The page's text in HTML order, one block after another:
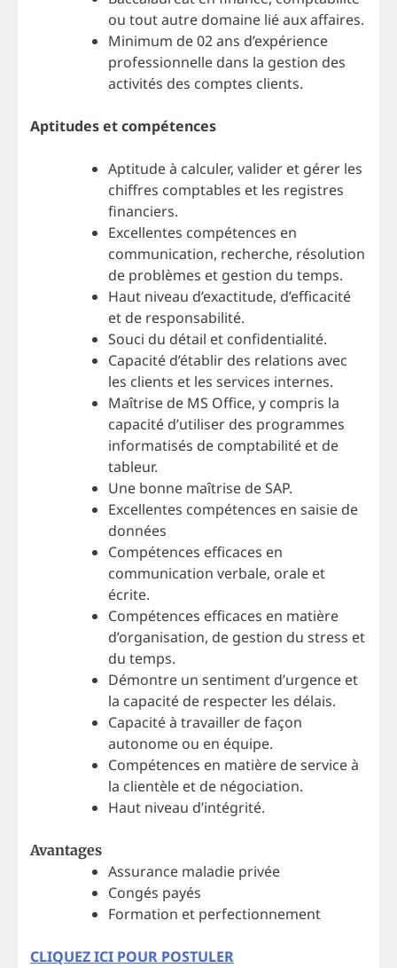
ou tout autre domaine lié aux affaires.
Minimum de 02 ans d’expérience
professionnelle dans la gestion des
activités des comptes clients.
Aptitudes et compétences
Aptitude à calculer, valider et gérer les
chiffres comptables et les registres
financiers.
Excellentes compétences en
communication, recherche, résolution
de problèmes et gestion du temps.
Haut niveau d’exactitude, d’efficacité
et de responsabilité.
Souci du détail et confidentialité.
Capacité d’établir des relations avec
les clients et les services internes.
Maîtrise de MS Office, y compris la
capacité d’utiliser des programmes
informatisés de comptabilité et de
tableur.
Une bonne maîtrise de SAP.
Excellentes compétences en saisie de
données
Compétences efficaces en
communication verbale, orale et
écrite.
Compétences efficaces en matière
d’organisation, de gestion du stress et
du temps.
Démontre un sentiment d’urgence et
la capacité de respecter les délais.
Capacité à travailler de façon
autonome ou en équipe.
Compétences en matière de service à
la clientèle et de négociation.
Haut niveau d’intégrité.
Avantages
Assurance maladie privée
Congés payés
Formation et perfectionnement
CLIQUEZ ICI POUR POSTULER